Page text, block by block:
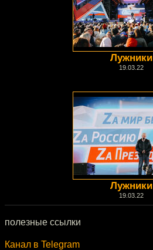
Лужники
19.03.22
Лужники
19.03.22
полезные ссылки
Канал в Telegram